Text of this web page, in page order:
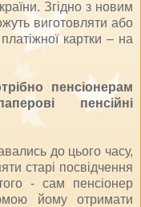
Згідно з новим
виготовляти або
картки – на
пенсіонерам
пенсійні
до цього часу,
старі посвідчення
- сам пенсіонер
йому отримати